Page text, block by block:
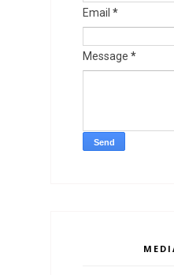
Email *
Message *